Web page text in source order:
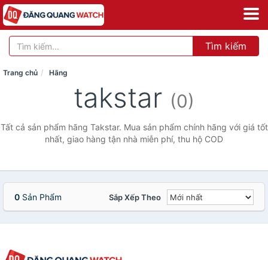
Tìm kiếm
Trang chủ Hãng
takstar (0)
Tất cả sản phẩm hãng Takstar. Mua sản phẩm chính hãng với giá tốt
nhất, giao hàng tận nhà miễn phí, thu hộ COD
0 Sản Phẩm Sắp Xếp Theo